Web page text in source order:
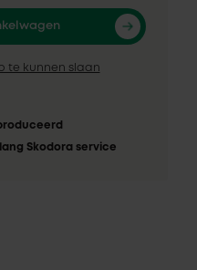
te kunnen slaan
Skodora service